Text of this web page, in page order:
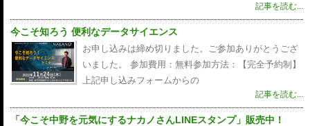
記事を読む...
今こそ知ろう 便利なデータサイエンス
お申し込みは締め切りました。ご参加ありがとうござ
いました。 参加費用：無料参加方法：【完全予約制】
上記申し込みフォームからの
記事を読む...
「今こそ中野を元気にするナカノさんLINEスタンプ」販売中！